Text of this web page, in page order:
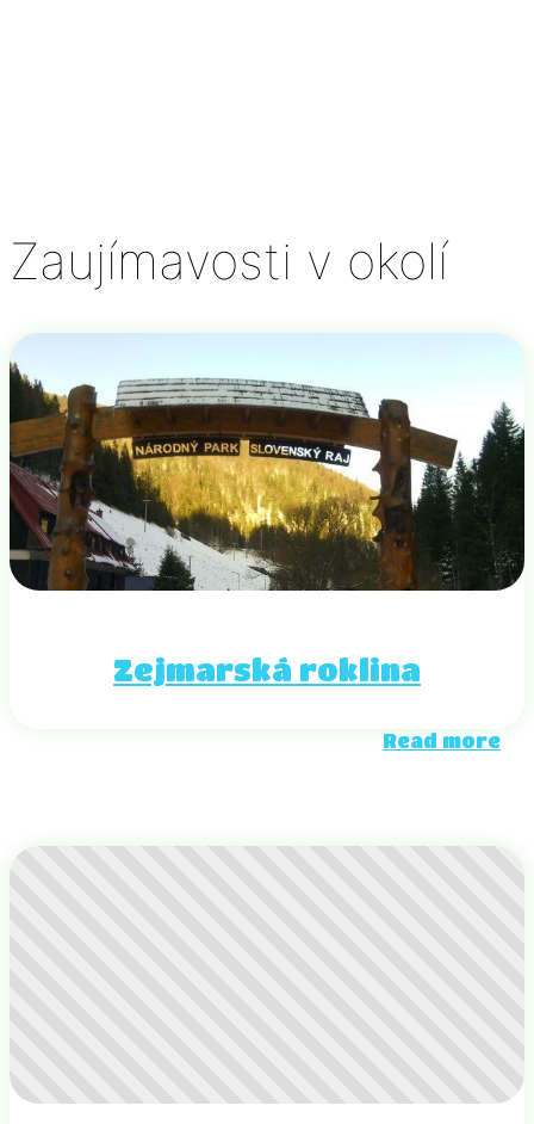
Zaujímavosti v okolí
Zejmarská roklina
Read more